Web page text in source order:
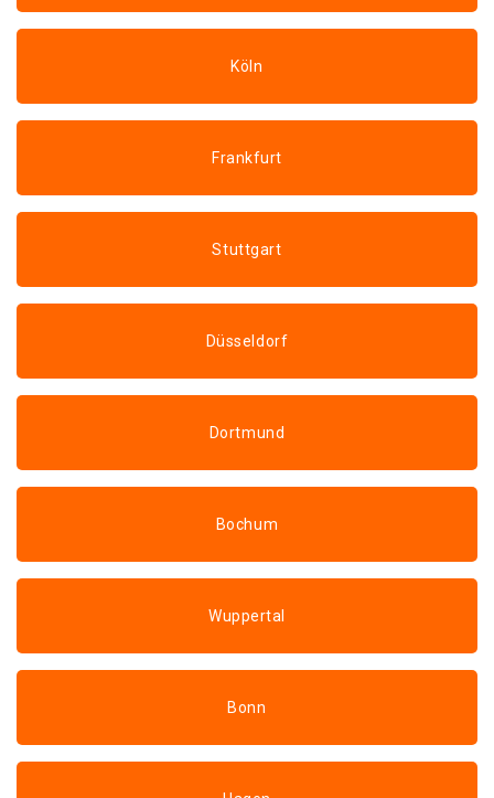
Köln
Frankfurt
Stuttgart
Düsseldorf
Dortmund
Bochum
Wuppertal
Bonn